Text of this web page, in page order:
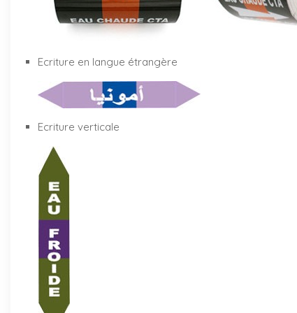
Ecriture en langue étrangère
Ecriture verticale